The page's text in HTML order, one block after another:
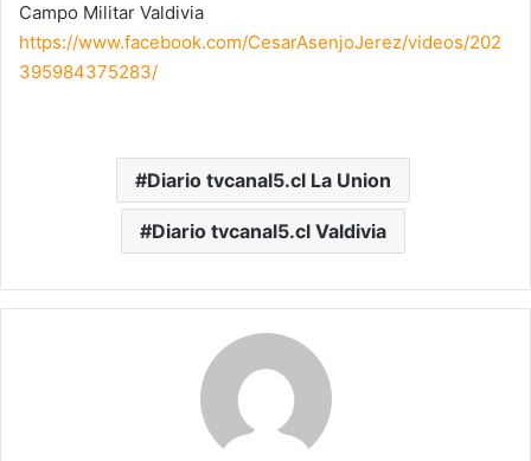
Campo Militar Valdivia
https://www.facebook.com/CesarAsenjoJerez/videos/202
395984375283/
Diario tvcanal5.cl La Union
Diario tvcanal5.cl Valdivia